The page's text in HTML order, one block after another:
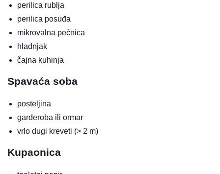
perilica rublja
perilica posuđa
mikrovalna pećnica
hladnjak
čajna kuhinja
Spavaća soba
posteljina
garderoba ili ormar
vrlo dugi kreveti (> 2 m)
Kupaonica